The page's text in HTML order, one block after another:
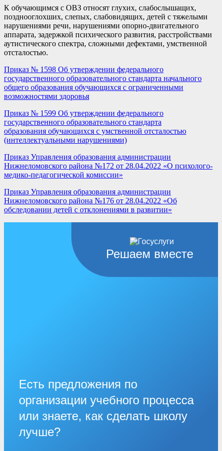
К обучающимся с ОВЗ относят глухих, слабослышащих,
позднооглохших, слепых, слабовидящих, детей с тяжелыми
нарушениями речи, нарушениями опорно-двигательного
аппарата, задержкой психического развития, расстройствами
аутистического спектра, сложными дефектами, умственной
отсталостью.
Приказ № 1598 Об утверждении федерального
государственного образовательного стандарта начального
общего образования обучающихся с ограниченными
возможностями здоровья
Приказ № 1599 Об утверждении федерального
государственного образовательного стандарта
образования обучающихся с умственной отсталостью
(интеллектуальными нарушениями)
Приказ Управления образования администрации
Нижнеломовского района №172 от 28.04.2022 «О психолого-
медико-педагогической комиссии»
Приказ Управления образования администрации
Нижнеломовского района №176 от 28.04.2022 «Об
обследовании детей с отклонениями в развитии»
Решаем вместе
Есть предложения по
организации учебного процесса
или знаете, как сделать школу
лучше?